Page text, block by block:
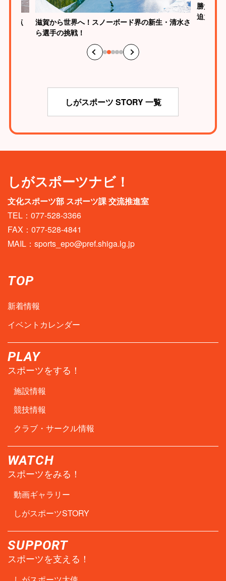
原点
滋賀から世界へ！スノーボード界の新生・清水さ
ら選手の挑戦！
勝負は
迫力
しがスポーツ STORY 一覧
しがスポーツナビ！
文化スポーツ部 スポーツ課 交流推進室
TEL：077-528-3366
FAX：077-528-4841
MAIL： sports_epo@pref.shiga.lg.jp
TOP
新着情報
イベントカレンダー
PLAY
スポーツをする！
施設情報
競技情報
クラブ・サークル情報
WATCH
スポーツをみる！
動画ギャラリー
しがスポーツSTORY
SUPPORT
スポーツを支える！